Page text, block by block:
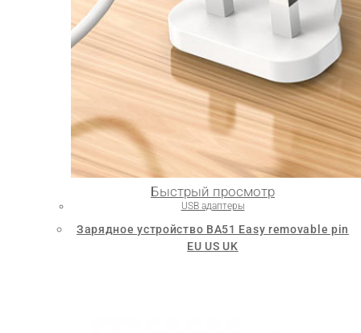
Быстрый просмотр
USB адаптеры
Зарядное устройство BA51 Easy removable pin
EU US UK